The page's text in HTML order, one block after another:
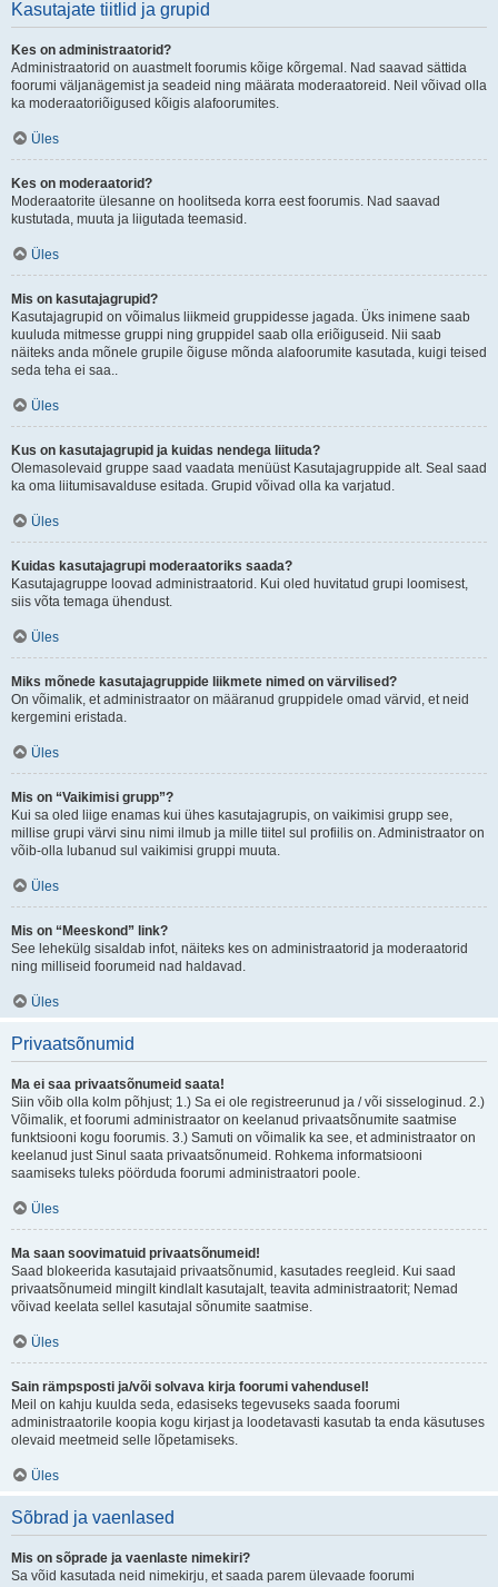
Kasutajate tiitlid ja grupid
Kes on administraatorid?
Administraatorid on auastmelt foorumis kõige kõrgemal. Nad saavad sättida
foorumi väljanägemist ja seadeid ning määrata moderaatoreid. Neil võivad olla
ka moderaatoriõigused kõigis alafoorumites.
Üles
Kes on moderaatorid?
Moderaatorite ülesanne on hoolitseda korra eest foorumis. Nad saavad
kustutada, muuta ja liigutada teemasid.
Üles
Mis on kasutajagrupid?
Kasutajagrupid on võimalus liikmeid gruppidesse jagada. Üks inimene saab
kuuluda mitmesse gruppi ning gruppidel saab olla eriõiguseid. Nii saab
näiteks anda mõnele grupile õiguse mõnda alafoorumite kasutada, kuigi teised
seda teha ei saa..
Üles
Kus on kasutajagrupid ja kuidas nendega liituda?
Olemasolevaid gruppe saad vaadata menüüst Kasutajagruppide alt. Seal saad
ka oma liitumisavalduse esitada. Grupid võivad olla ka varjatud.
Üles
Kuidas kasutajagrupi moderaatoriks saada?
Kasutajagruppe loovad administraatorid. Kui oled huvitatud grupi loomisest,
siis võta temaga ühendust.
Üles
Miks mõnede kasutajagruppide liikmete nimed on värvilised?
On võimalik, et administraator on määranud gruppidele omad värvid, et neid
kergemini eristada.
Üles
Mis on “Vaikimisi grupp”?
Kui sa oled liige enamas kui ühes kasutajagrupis, on vaikimisi grupp see,
millise grupi värvi sinu nimi ilmub ja mille tiitel sul profiilis on. Administraator on
võib-olla lubanud sul vaikimisi gruppi muuta.
Üles
Mis on “Meeskond” link?
See lehekülg sisaldab infot, näiteks kes on administraatorid ja moderaatorid
ning milliseid foorumeid nad haldavad.
Üles
Privaatsõnumid
Ma ei saa privaatsõnumeid saata!
Siin võib olla kolm põhjust; 1.) Sa ei ole registreerunud ja / või sisseloginud. 2.)
Võimalik, et foorumi administraator on keelanud privaatsõnumite saatmise
funktsiooni kogu foorumis. 3.) Samuti on võimalik ka see, et administraator on
keelanud just Sinul saata privaatsõnumeid. Rohkema informatsiooni
saamiseks tuleks pöörduda foorumi administraatori poole.
Üles
Ma saan soovimatuid privaatsõnumeid!
Saad blokeerida kasutajaid privaatsõnumid, kasutades reegleid. Kui saad
privaatsõnumeid mingilt kindlalt kasutajalt, teavita administraatorit; Nemad
võivad keelata sellel kasutajal sõnumite saatmise.
Üles
Sain rämpsposti ja/või solvava kirja foorumi vahendusel!
Meil on kahju kuulda seda, edasiseks tegevuseks saada foorumi
administraatorile koopia kogu kirjast ja loodetavasti kasutab ta enda käsutuses
olevaid meetmeid selle lõpetamiseks.
Üles
Sõbrad ja vaenlased
Mis on sõprade ja vaenlaste nimekiri?
Sa võid kasutada neid nimekirju, et saada parem ülevaade foorumi